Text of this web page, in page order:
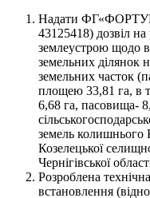
Надати
43125418) дозвіл на
землеустрою щодо
земельних ділянок
земельних часток
площею 33,81 га, в
6,68 га, пасовища-
земель колишнього
Козелецької
Чернігівської
Розроблена
встановлення